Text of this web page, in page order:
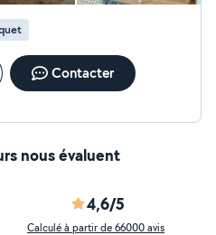
Contacter
nous évaluent
4,6/5
Calculé à partir de 66000 avis